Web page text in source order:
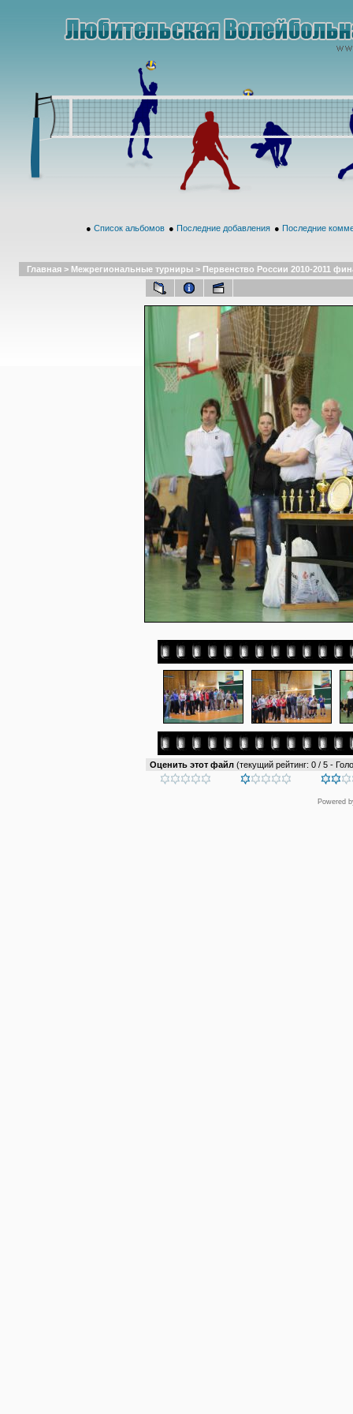
● Список альбомов ● Последние добавления ● Последние
Главная > Межрегиональные турниры > Первенство России 2010-2011
Оценить этот файл (текущий рейтинг: 0 / 5 -
Powered